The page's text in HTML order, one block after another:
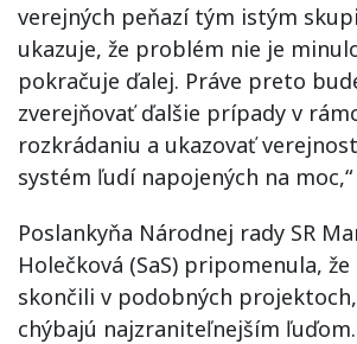
verejných peňazí tým istým
ukazuje, že problém nie je
pokračuje ďalej. Práve preto
zverejňovať ďalšie prípady v
rozkrádaniu a ukazovať
systém ľudí napojených na
Poslankyňa Národnej rady SR
Holečková (SaS) pripomenula,
skončili v podobných
chýbajú najzraniteľnejším